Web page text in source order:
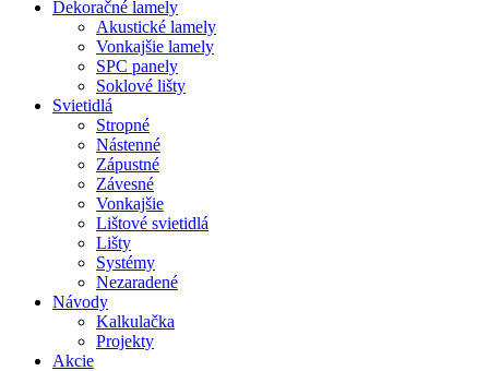
Dekoračné lamely
Akustické lamely
Vonkajšie lamely
SPC panely
Soklové lišty
Svietidlá
Stropné
Nástenné
Zápustné
Závesné
Vonkajšie
Lištové svietidlá
Lišty
Systémy
Nezaradené
Návody
Kalkulačka
Projekty
Akcie